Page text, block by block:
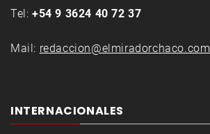
Tel: +54 9 3624 40 72 37
Mail: redaccion@elmiradorchaco.com
INTERNACIONALES